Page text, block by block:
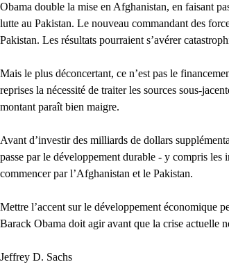
Obama double la mise en Afghanistan, en faisant
lutte au Pakistan. Le nouveau commandant des
Pakistan. Les résultats pourraient s’avérer
Mais le plus déconcertant, ce n’est pas le
reprises la nécessité de traiter les sources sous-
montant paraît bien maigre.
Avant d’investir des milliards de dollars
passe par le développement durable - y compris les
commencer par l’Afghanistan et le Pakistan.
Mettre l’accent sur le développement économique
Barack Obama doit agir avant que la crise actuelle
Jeffrey D. Sachs